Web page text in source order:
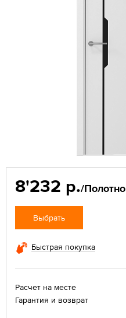
8'232 р./Полотно
Выбрать
Быстрая покупка
Расчет на месте
Гарантия и возврат